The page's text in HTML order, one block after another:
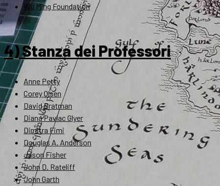
Wu Ming Foundation
4) Stanza dei Professori
Anne Petty
Corey Olsen
David Bratman
Diana Pavlac Glyer
Dimitra Fimi
Douglas A. Anderson
Jason Fisher
John D. Rateliff
John Garth